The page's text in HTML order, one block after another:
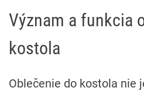
Význam a funkcia
kostola
Oblečenie do kostola nie